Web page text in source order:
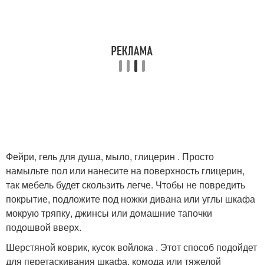
Фейри, гель для душа, мыло, глицерин . Просто
намыльте пол или нанесите на поверхность глицерин,
так мебель будет скользить легче. Чтобы не повредить
покрытие, подложите под ножки дивана или углы шкафа
мокрую тряпку, джинсы или домашние тапочки
подошвой вверх.
Шерстяной коврик, кусок войлока . Этот способ подойдет
для перетаскивания шкафа, комода или тяжелой